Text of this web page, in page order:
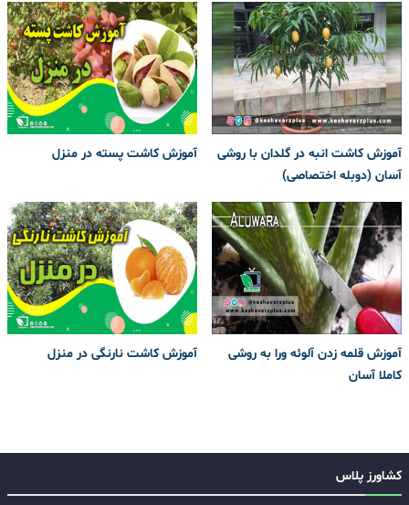
آموزش کاشت انبه در گلدان با روشی
آسان (دوبله اختصاصی)
آموزش کاشت پسته در منزل
آموزش قلمه زدن آلوئه ورا به روشی
کاملا آسان
آموزش کاشت نارنگی در منزل
کشاورز پلاس